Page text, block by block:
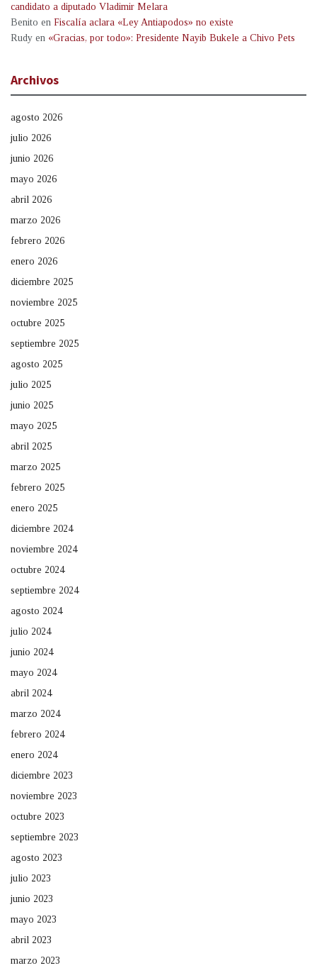
candidato a diputado Vladimir Melara
Benito en Fiscalía aclara «Ley Antiapodos» no existe
Rudy en «Gracias, por todo»: Presidente Nayib Bukele a Chivo Pets
Archivos
agosto 2026
julio 2026
junio 2026
mayo 2026
abril 2026
marzo 2026
febrero 2026
enero 2026
diciembre 2025
noviembre 2025
octubre 2025
septiembre 2025
agosto 2025
julio 2025
junio 2025
mayo 2025
abril 2025
marzo 2025
febrero 2025
enero 2025
diciembre 2024
noviembre 2024
octubre 2024
septiembre 2024
agosto 2024
julio 2024
junio 2024
mayo 2024
abril 2024
marzo 2024
febrero 2024
enero 2024
diciembre 2023
noviembre 2023
octubre 2023
septiembre 2023
agosto 2023
julio 2023
junio 2023
mayo 2023
abril 2023
marzo 2023